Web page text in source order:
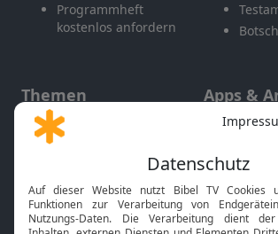
Programmheft
kostenlos anfordern
Themen
Gott und Bibel erklärt
Neuigkeiten
Apps &
Mobile
Smart
HbbTV